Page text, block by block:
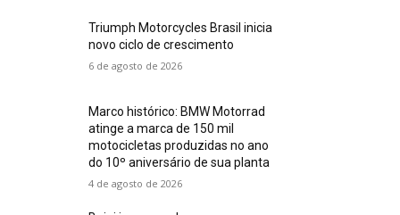
Triumph Motorcycles Brasil inicia
novo ciclo de crescimento
6 de agosto de 2026
Marco histórico: BMW Motorrad
atinge a marca de 150 mil
motocicletas produzidas no ano
do 10º aniversário de sua planta
4 de agosto de 2026